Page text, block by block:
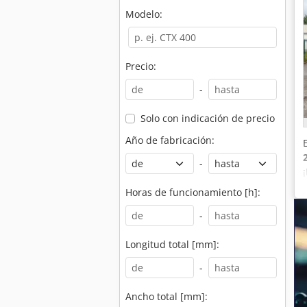
Modelo:
Precio:
-
Solo con indicación de precio
Año de fabricación:
-
Horas de funcionamiento [h]:
-
Longitud total [mm]:
-
Ancho total [mm]: